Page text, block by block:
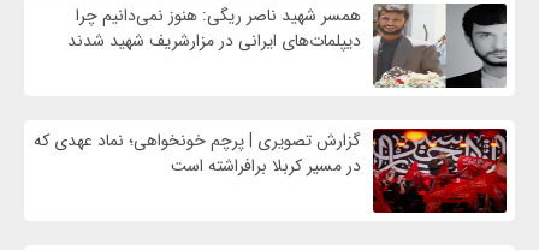
همسر شهید ناصر ریگی: هنوز نمی‌دانیم چرا
دیپلمات‌های ایرانی در مزارشریف شهید شدند
گزارش تصویری | پرچم خونخواهی؛ نماد عهدی که
در مسیر کربلا برافراشته است